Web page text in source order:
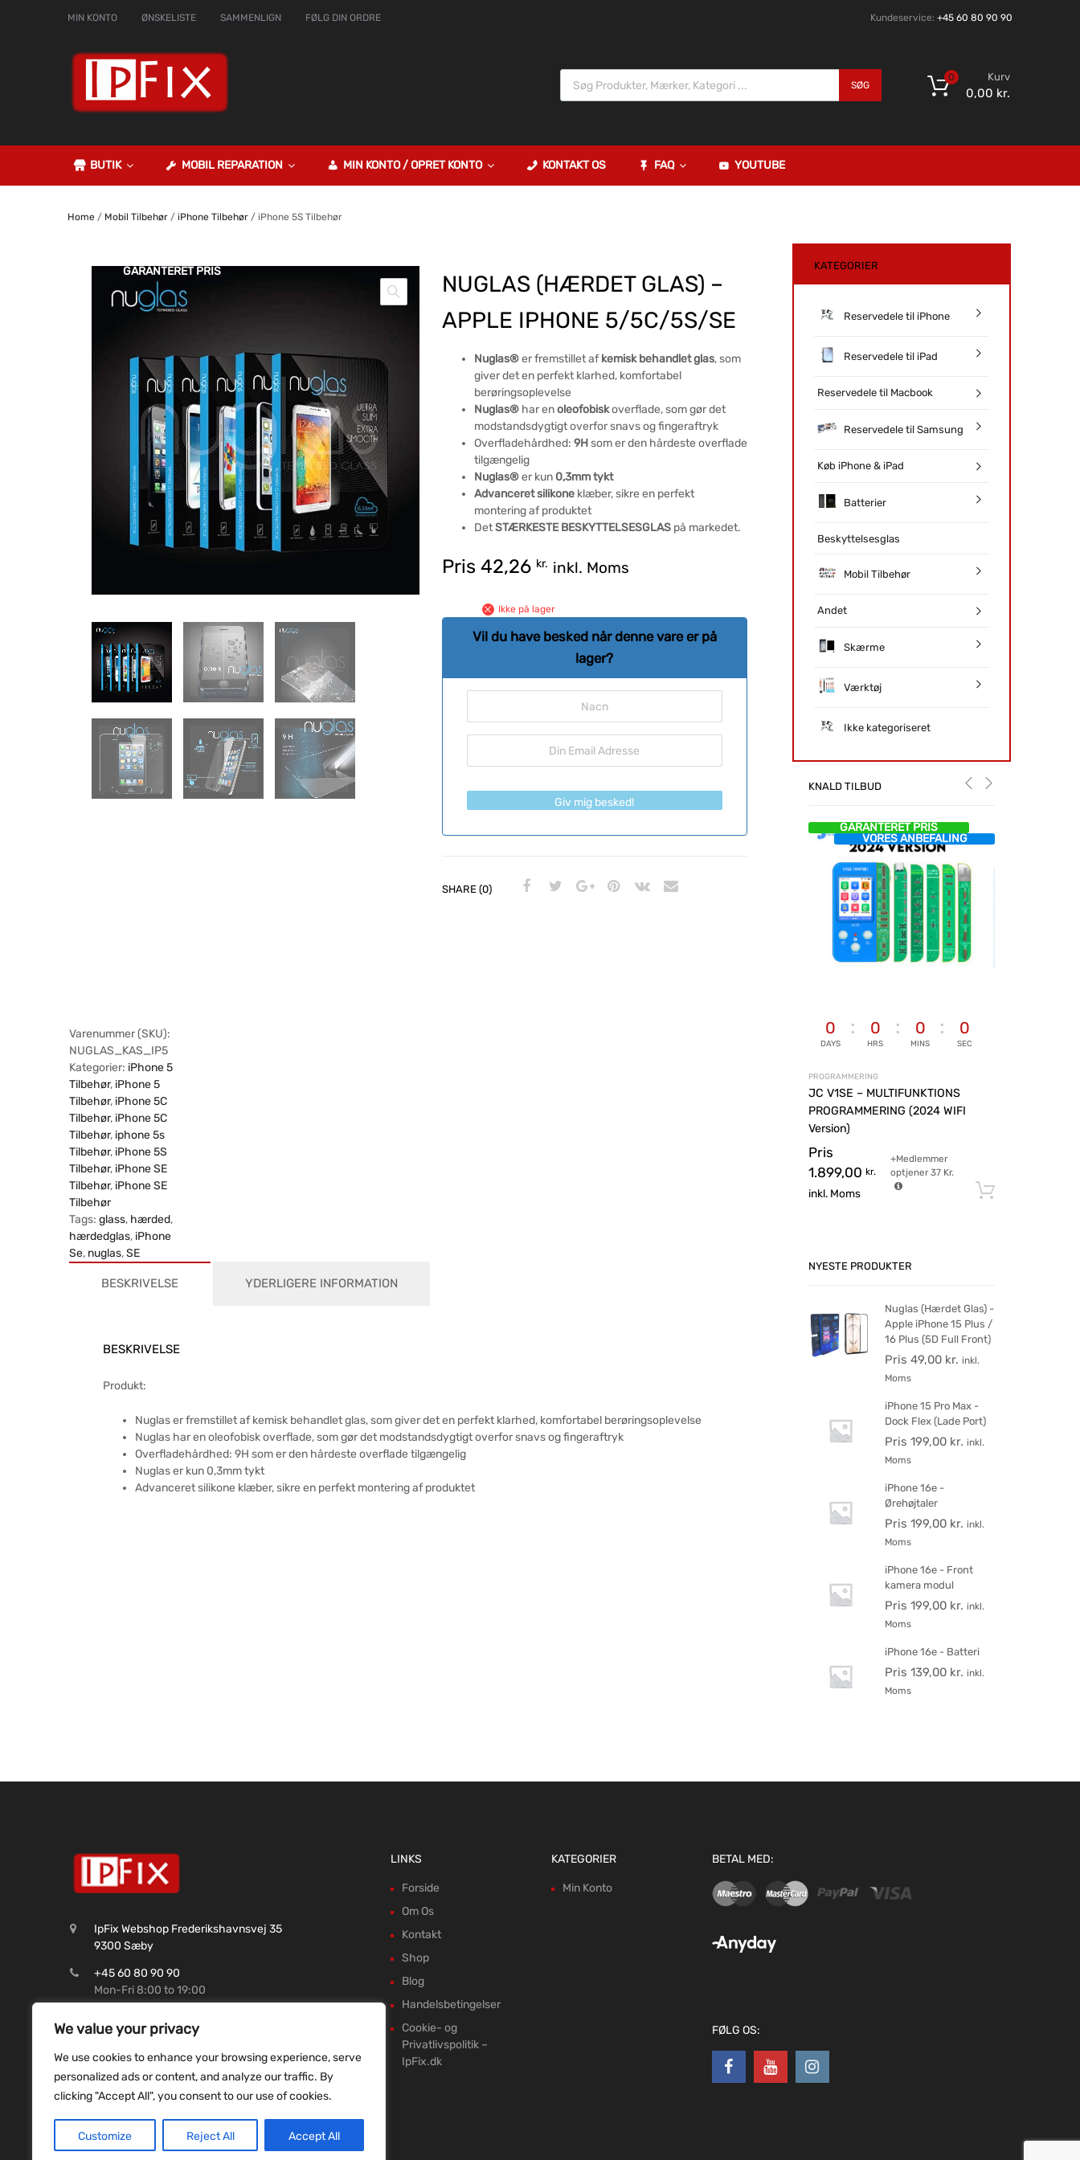
We value your privacy
We use cookies to enhance your browsing experience, serve
personalized ads or content, and analyze our traffic. By
clicking "Accept All", you consent to our use of cookies.
Customize Reject All Accept All
MIN KONTO ØNSKELISTE SAMMENLIGN FØLG DIN ORDRE Kundeservice: +45 60 80 90 90
SØG
Kurv
0,00 kr.
0
BUTIK MOBIL REPARATION MIN KONTO / OPRET KONTO KONTAKT OS FAQ YOUTUBE
Home/ Mobil Tilbehør/ iPhone Tilbehør/ iPhone 5S Tilbehør
GARANTERET PRIS
NUGLAS (HÆRDET GLAS) –
APPLE IPHONE 5/5C/5S/SE
Nuglas®er fremstillet afkemisk behandlet glas, som
giver det en perfekt klarhed, komfortabel
berøringsoplevelse
Nuglas®har enoleofobiskoverflade, som gør det
modstandsdygtigt overfor snavs og fingeraftryk
Overfladehårdhed: 9Hsom er den hårdeste overflade
tilgængelig
Nuglas®er kun 0,3mm tykt
Advanceret silikoneklæber, sikre en perfekt
montering af produktet
DetSTÆRKESTE BESKYTTELSESGLASpå markedet.
Pris 42,26 kr. inkl. Moms
Ikke på lager
Vil du have besked når denne vare er på
lager?
Giv mig besked!
SHARE (0)
Varenummer (SKU):
NUGLAS_KAS_IP5
Kategorier: iPhone 5
Tilbehør, iPhone 5
Tilbehør, iPhone 5C
Tilbehør, iPhone 5C
Tilbehør, iphone 5s
Tilbehør, iPhone 5S
Tilbehør, iPhone SE
Tilbehør, iPhone SE
Tilbehør
Tags: glass, hærded,
hærdedglas, iPhone
Se, nuglas,SE
BESKRIVELSE YDERLIGERE INFORMATION
BESKRIVELSE
Produkt:
Nuglas er fremstillet af kemisk behandlet glas, som giver det en perfekt klarhed, komfortabel berøringsoplevelse
Nuglas har en oleofobisk overflade, som gør det modstandsdygtigt overfor snavs og fingeraftryk
Overfladehårdhed: 9H som er den hårdeste overflade tilgængelig
Nuglas er kun 0,3mm tykt
Advanceret silikone klæber, sikre en perfekt montering af produktet
KATEGORIER
Reservedele til iPhone
Reservedele til iPad
Reservedele til Macbook
Reservedele til Samsung
Køb iPhone & iPad
Batterier
Beskyttelsesglas
Mobil Tilbehør
Andet
Skærme
Værktøj
Ikke kategoriseret
KNALD TILBUD
GARANTERET PRIS
VORES ANBEFALING
0
DAYS
0
HRS
0
MINS
0
SEC
PROGRAMMERING
JC V1SE – MULTIFUNKTIONS
PROGRAMMERING (2024 WIFI
Version)
Pris
1.899,00 kr.
inkl. Moms
+Medlemmer
optjener37 Kr.
NYESTE PRODUKTER
Nuglas (Hærdet Glas) -
Apple iPhone 15 Plus /
16 Plus (5D Full Front)
Pris 49,00 kr. inkl.
Moms
iPhone 15 Pro Max -
Dock Flex (Lade Port)
Pris 199,00 kr. inkl.
Moms
iPhone 16e -
Ørehøjtaler
Pris 199,00 kr. inkl.
Moms
iPhone 16e - Front
kamera modul
Pris 199,00 kr. inkl.
Moms
iPhone 16e - Batteri
Pris 139,00 kr. inkl.
Moms
IpFix Webshop Frederikshavnsvej 35
9300 Sæby
+45 60 80 90 90
Mon-Fri 8:00 to 19:00
Reg. 9070 Konto. 9831493507
LINKS
Forside
Om Os
Kontakt
Shop
Blog
Handelsbetingelser
Cookie- og
Privatlivspolitik –
IpFix.dk
KATEGORIER
Min Konto
BETAL MED:
FØLG OS:
Copyright ©2026 ipfix all rights reserved